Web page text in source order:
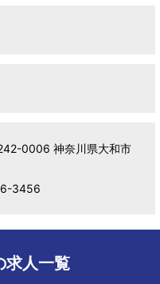
0006 神奈川県大和市
3456
求人一覧